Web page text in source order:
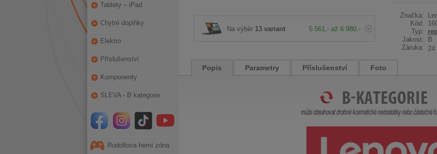
Tablety – iPad
Chytré doplňky
Elektro
Příslušenství
Komponenty
SLEVA - B kategorie
Rudolfova herní zóna
Značka:
Kód:
Typ:
Jakost:
B
Záruka:
24
Na výběr 13 variant 5 561,- až 6 980,-
Popis Parametry Příslušenství Foto